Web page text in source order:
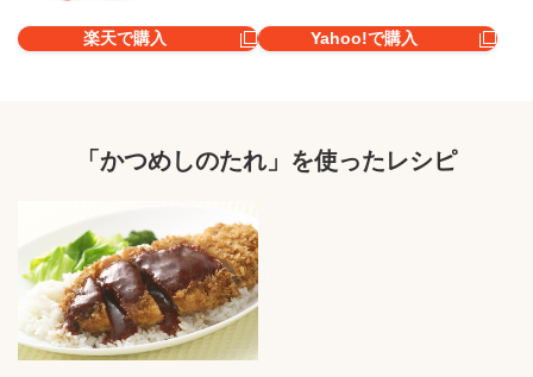
楽天で購入 Yahoo!で購入
「かつめしのたれ」を使ったレシピ